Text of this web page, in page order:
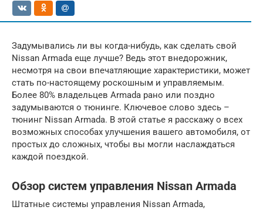
Задумывались ли вы когда-нибудь, как сделать свой
Nissan Armada еще лучше? Ведь этот внедорожник,
несмотря на свои впечатляющие характеристики, может
стать по-настоящему роскошным и управляемым.
Более 80% владельцев Armada рано или поздно
задумываются о тюнинге. Ключевое слово здесь –
тюнинг Nissan Armada. В этой статье я расскажу о всех
возможных способах улучшения вашего автомобиля, от
простых до сложных, чтобы вы могли наслаждаться
каждой поездкой.
Обзор систем управления Nissan Armada
Штатные системы управления Nissan Armada,